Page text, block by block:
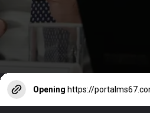
Opening